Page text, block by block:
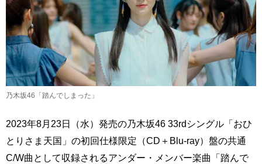
乃木坂46「踏んでしまった」
2023年8月23日（水）発売の乃木坂46 33rdシングル「おひ
とりさま天国」の初回仕様限定（CD＋Blu-ray）盤の共通
C/W曲として収録されるアンダー・メンバー楽曲「踏んで